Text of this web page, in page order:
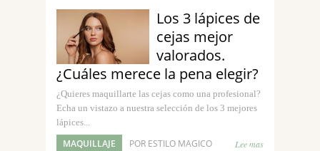
Los 3 lápices de
cejas mejor
valorados.
¿Cuáles merece la pena elegir?
¿Quieres maquillarte las cejas como una profesional?
Echa un vistazo a nuestra selección de los 3 mejores
lápices...
MAQUILLAJE POR ESTILO MAGICO Lee mas